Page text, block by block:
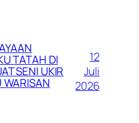
TATAH DI
SENI UKIR
12
Juli
2026